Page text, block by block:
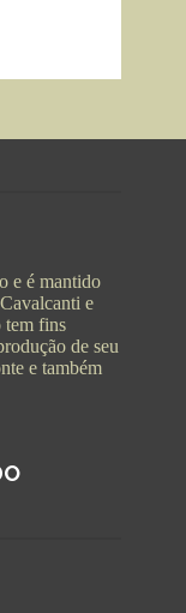
e é mantido
e
tem fins
de seu
e também